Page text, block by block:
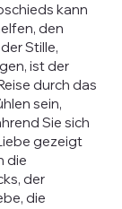
kann
den
Stille,
ist der
durch das
sein,
Sie sich
gezeigt
die
der
die